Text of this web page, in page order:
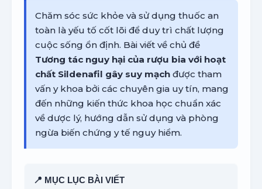
Chăm sóc sức khỏe và sử dụng thuốc an
toàn là yếu tố cốt lõi để duy trì chất lượng
cuộc sống ổn định. Bài viết về chủ đề
Tương tác nguy hại của rượu bia với hoạt
chất Sildenafil gây suy mạch được tham
vấn y khoa bởi các chuyên gia uy tín, mang
đến những kiến thức khoa học chuẩn xác
về dược lý, hướng dẫn sử dụng và phòng
ngừa biến chứng y tế nguy hiểm.
📍 MỤC LỤC BÀI VIẾT